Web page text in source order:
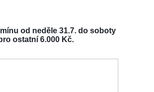
od neděle 31.7. do soboty
ostatní 6.000 Kč.